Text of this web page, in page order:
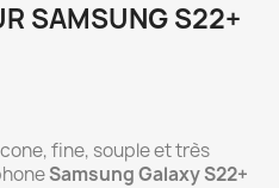
SAMSUNG S22+
fine, souple et très
Samsung Galaxy S22+